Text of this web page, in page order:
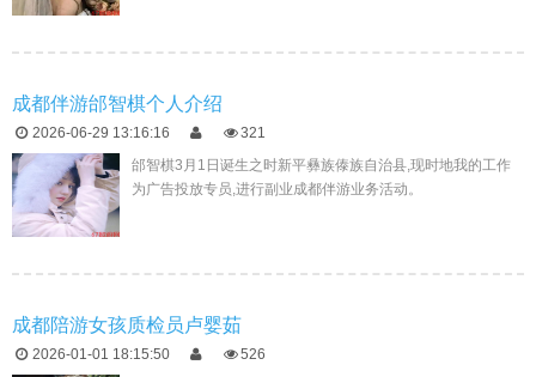
成都伴游邰智棋个人介绍
2026-06-29 13:16:16
321
邰智棋3月1日诞生之时新平彝族傣族自治县,现时地我的工作
为广告投放专员,进行副业成都伴游业务活动。
成都陪游女孩质检员卢婴茹
2026-01-01 18:15:50
526